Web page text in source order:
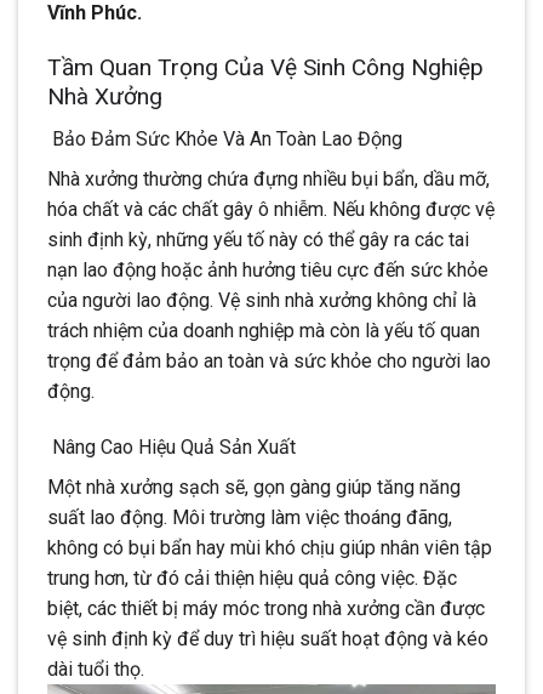
Vĩnh Phúc.
Tầm Quan Trọng Của Vệ Sinh Công Nghiệp
Nhà Xưởng
Bảo Đảm Sức Khỏe Và An Toàn Lao Động
Nhà xưởng thường chứa đựng nhiều bụi bẩn, dầu mỡ,
hóa chất và các chất gây ô nhiễm. Nếu không được vệ
sinh định kỳ, những yếu tố này có thể gây ra các tai
nạn lao động hoặc ảnh hưởng tiêu cực đến sức khỏe
của người lao động. Vệ sinh nhà xưởng không chỉ là
trách nhiệm của doanh nghiệp mà còn là yếu tố quan
trọng để đảm bảo an toàn và sức khỏe cho người lao
động.
Nâng Cao Hiệu Quả Sản Xuất
Một nhà xưởng sạch sẽ, gọn gàng giúp tăng năng
suất lao động. Môi trường làm việc thoáng đãng,
không có bụi bẩn hay mùi khó chịu giúp nhân viên tập
trung hơn, từ đó cải thiện hiệu quả công việc. Đặc
biệt, các thiết bị máy móc trong nhà xưởng cần được
vệ sinh định kỳ để duy trì hiệu suất hoạt động và kéo
dài tuổi thọ.